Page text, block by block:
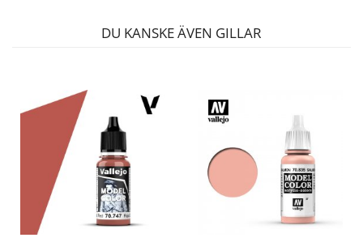
DU KANSKE ÄVEN GILLAR